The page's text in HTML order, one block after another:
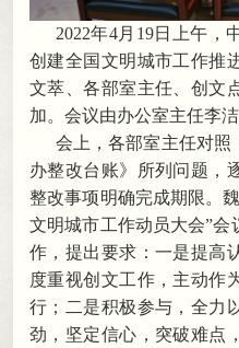
2022年4月19日上午 ，
创建全国文明城市工作推
文萃、各部室主任、创文
加。 会议由办公室主任李洁
会上 ，各部室主任对照
办整改台账》所列问题，
整改事项明确完成期限。
文明城市工作动员大会”会
作，提出要求：一是提高
度重视创文工作 ， 主动作
行 ； 二是积极参与，全力
劲，坚定信心 ， 突破难点